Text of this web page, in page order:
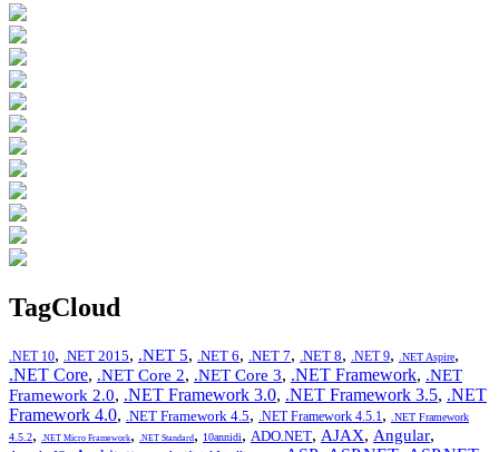
TagCloud
.NET 10, .NET 2015, .NET 5, .NET 6, .NET 7, .NET 8, .NET 9, .NET Aspire,
.NET Core, .NET Core 2, .NET Core 3, .NET Framework, .NET
Framework 2.0, .NET Framework 3.0, .NET Framework 3.5, .NET
Framework 4.0, .NET Framework 4.5, .NET Framework 4.5.1,
.NET Framework
4.5.2, .NET Micro Framework, .NET Standard, 10annidi, ADO.NET, AJAX, Angular,